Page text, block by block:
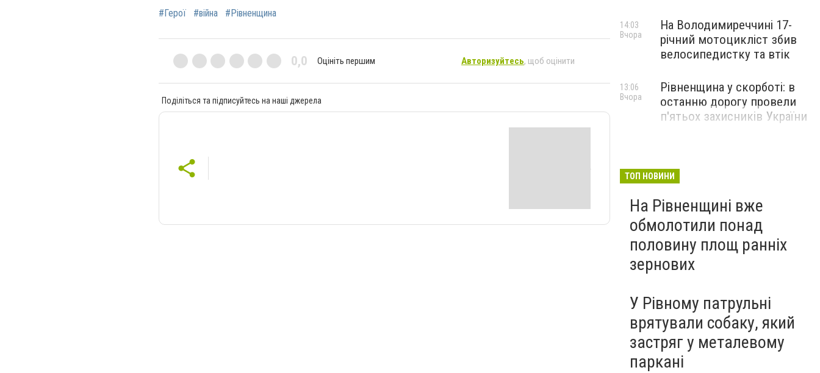
#Герої #війна #Рівненщина
0,0 Оцініть першим Авторизуйтесь, щоб оцінити
Поділіться та підписуйтесь на наші джерела
На Володимиреччині 17-
річний мотоцикліст збив
велосипедистку та втік
14:03
Вчора
Рівненщина у скорботі: в
останню дорогу провели
п'ятьох захисників України
13:06
Вчора
ТОП НОВИНИ
На Рівненщині вже
обмолотили понад
половину площ ранніх
зернових
У Рівному патрульні
врятували собаку, який
застряг у металевому
паркані